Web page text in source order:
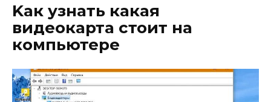
Kак узнать какая
видеокарта стоит на
компьютере